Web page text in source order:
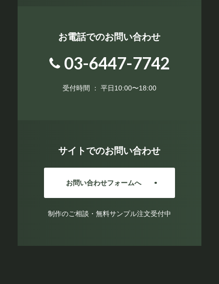
お電話でのお問い合わせ
03-6447-7742
受付時間 ： 平日10:00〜18:00
サイトでのお問い合わせ
お問い合わせフォームへ
制作のご相談・無料サンプル注文受付中